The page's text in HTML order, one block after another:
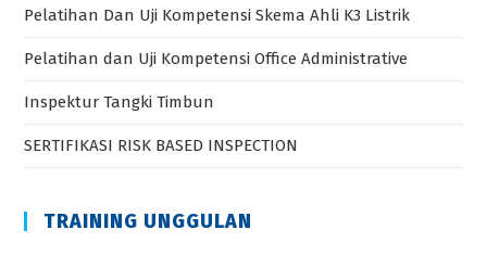
Pelatihan Dan Uji Kompetensi Skema Ahli K3 Listrik
Pelatihan dan Uji Kompetensi Office Administrative
Inspektur Tangki Timbun
SERTIFIKASI RISK BASED INSPECTION
TRAINING UNGGULAN